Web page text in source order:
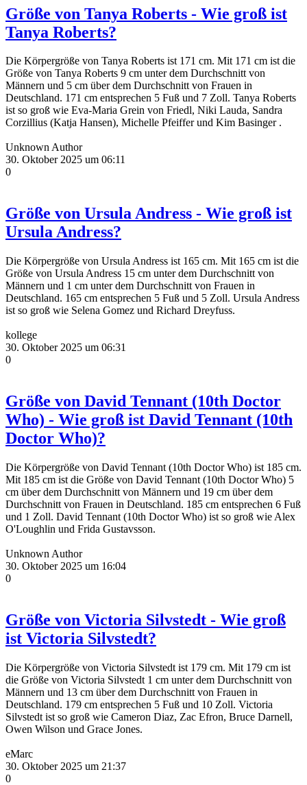
Größe von Tanya Roberts - Wie groß ist
Tanya Roberts?
Die Körpergröße von Tanya Roberts ist 171 cm. Mit 171 cm ist die
Größe von Tanya Roberts 9 cm unter dem Durchschnitt von
Männern und 5 cm über dem Durchschnitt von Frauen in
Deutschland. 171 cm entsprechen 5 Fuß und 7 Zoll. Tanya Roberts
ist so groß wie Eva-Maria Grein von Friedl, Niki Lauda, Sandra
Corzillius (Katja Hansen), Michelle Pfeiffer und Kim Basinger .
Unknown Author
30. Oktober 2025 um 06:11
0
Größe von Ursula Andress - Wie groß ist
Ursula Andress?
Die Körpergröße von Ursula Andress ist 165 cm. Mit 165 cm ist die
Größe von Ursula Andress 15 cm unter dem Durchschnitt von
Männern und 1 cm unter dem Durchschnitt von Frauen in
Deutschland. 165 cm entsprechen 5 Fuß und 5 Zoll. Ursula Andress
ist so groß wie Selena Gomez und Richard Dreyfuss.
kollege
30. Oktober 2025 um 06:31
0
Größe von David Tennant (10th Doctor
Who) - Wie groß ist David Tennant (10th
Doctor Who)?
Die Körpergröße von David Tennant (10th Doctor Who) ist 185 cm.
Mit 185 cm ist die Größe von David Tennant (10th Doctor Who) 5
cm über dem Durchschnitt von Männern und 19 cm über dem
Durchschnitt von Frauen in Deutschland. 185 cm entsprechen 6 Fuß
und 1 Zoll. David Tennant (10th Doctor Who) ist so groß wie Alex
O'Loughlin und Frida Gustavsson.
Unknown Author
30. Oktober 2025 um 16:04
0
Größe von Victoria Silvstedt - Wie groß
ist Victoria Silvstedt?
Die Körpergröße von Victoria Silvstedt ist 179 cm. Mit 179 cm ist
die Größe von Victoria Silvstedt 1 cm unter dem Durchschnitt von
Männern und 13 cm über dem Durchschnitt von Frauen in
Deutschland. 179 cm entsprechen 5 Fuß und 10 Zoll. Victoria
Silvstedt ist so groß wie Cameron Diaz, Zac Efron, Bruce Darnell,
Owen Wilson und Grace Jones.
eMarc
30. Oktober 2025 um 21:37
0